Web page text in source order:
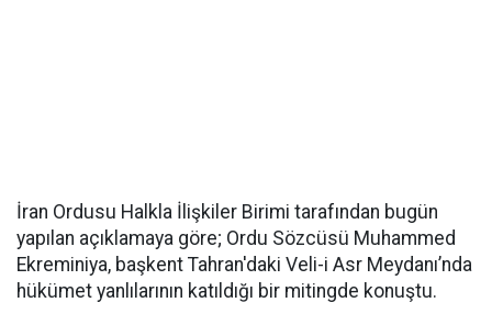
İran Ordusu Halkla İlişkiler Birimi tarafından bugün
yapılan açıklamaya göre; Ordu Sözcüsü Muhammed
Ekreminiya, başkent Tahran'daki Veli-i Asr Meydanı’nda
hükümet yanlılarının katıldığı bir mitingde konuştu.